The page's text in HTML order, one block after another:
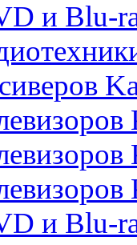
и Blu-
и Blu-